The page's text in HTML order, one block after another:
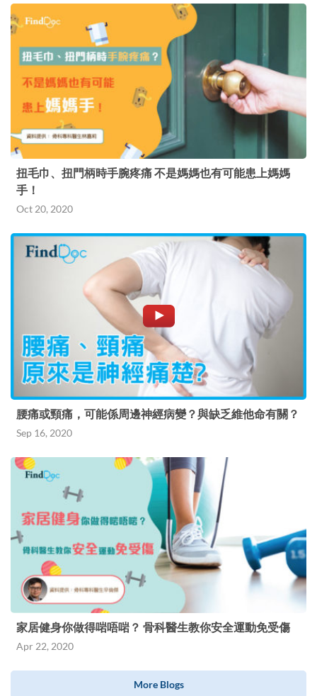
扭毛巾、扭門柄時手腕疼痛 不是媽媽也有可能患上媽媽
手！
Oct 20, 2020
腰痛或頸痛，可能係周邊神經病變？與缺乏維他命有關？
Sep 16, 2020
家居健身你做得啱唔啱？ 骨科醫生教你安全運動免受傷
Apr 22, 2020
More Blogs